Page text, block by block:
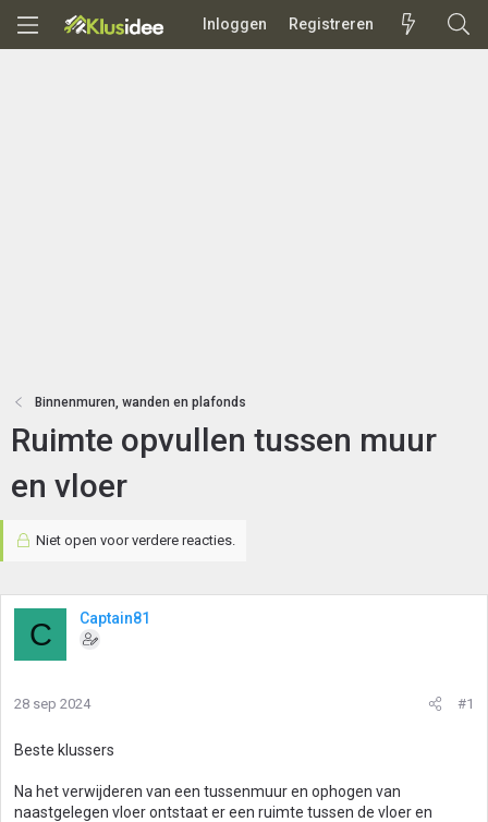
Inloggen Registreren
Binnenmuren, wanden en plafonds
Ruimte opvullen tussen muur
en vloer
Niet open voor verdere reacties.
C Captain81
28 sep 2024 #1
Beste klussers
Na het verwijderen van een tussenmuur en ophogen van
naastgelegen vloer ontstaat er een ruimte tussen de vloer en